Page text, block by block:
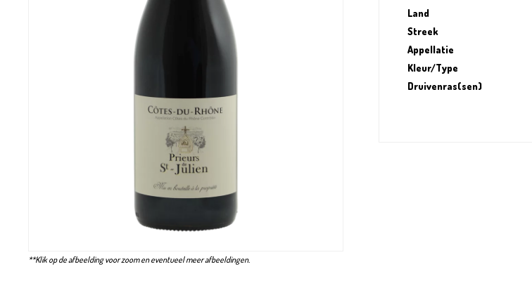
**Klik op de afbeelding voor zoom en eventueel meer afbeeldingen.
Land
Streek
Appellatie
Kleur/Type
Druivenras(sen)